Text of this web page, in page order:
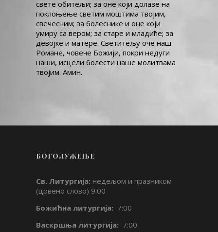
свете обитељи; за оне који долазе на
поклоњење светим моштима твојим,
свечесним; за болеснике и оне који
умиру са вером; за старе и младиће; за
девојке и матере. Светитељу оче наш
Романе, човече Божији, покри недуги
наши, исцели болести наше молитвама
твојим. Амин.
БОГОЛУЖЕЊЕ
Св. Литургија: недељом и празником
(црвено слово) 9:00
Божићна литургија: 7:00
Васкршња литургија: 7:00